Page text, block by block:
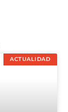
ACTUALIDAD